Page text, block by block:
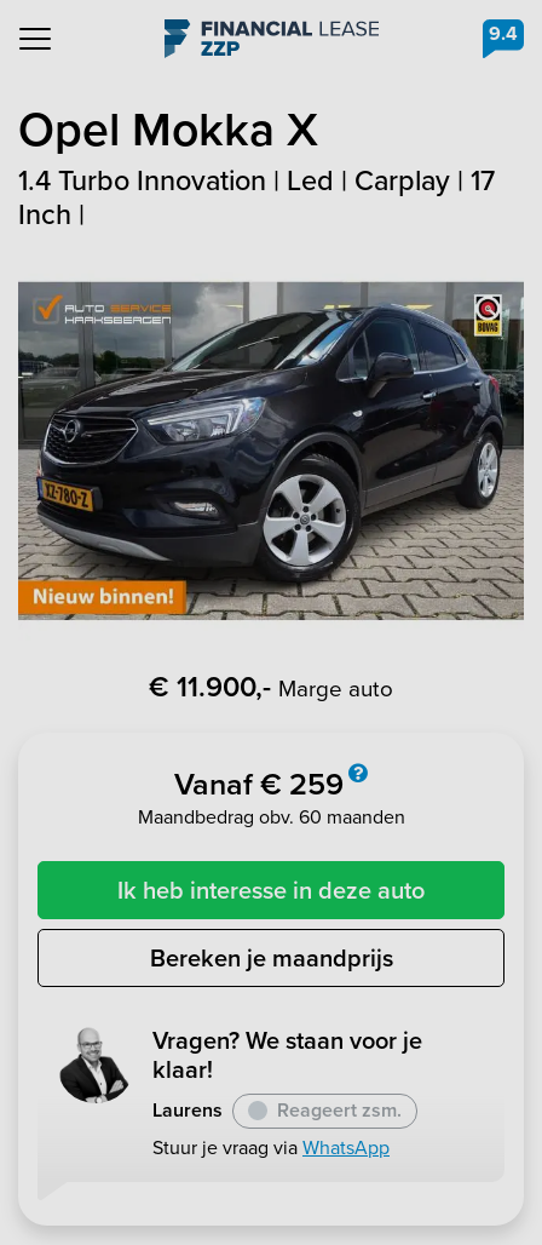
Navigation 9.4
Opel Mokka X
1.4 Turbo Innovation | Led | Carplay | 17
Inch |
€ 11.900,- Marge auto
Vanaf € 259
Maandbedrag obv. 60 maanden
Ik heb interesse in deze auto
Bereken je maandprijs
Vragen? We staan voor je
klaar!
Laurens
Reageert zsm.
Stuur je vraag viaWhatsApp